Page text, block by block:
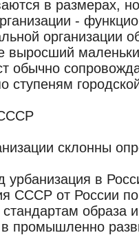
в размерах,
-
организации
выросший
обычно
ступеням
склонны
урбанизация в
СССР от России по
образа и
в промышленно